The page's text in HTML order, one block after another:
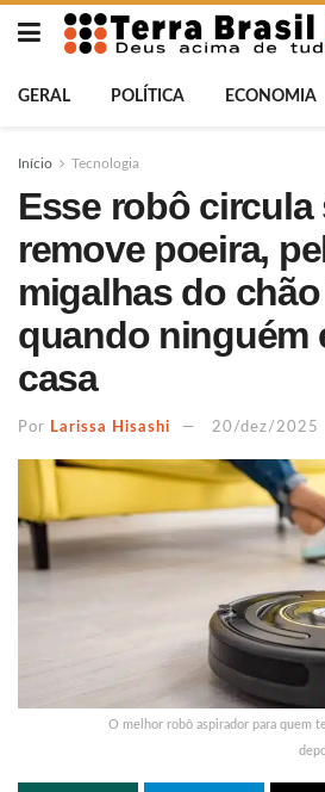
GERAL POLÍTICA ECONOMIA
Início Tecnologia
Esse robô circula
remove poeira,
migalhas do
quando ninguém
casa
Por Larissa Hisashi 20/dez/2025
O melhor robô aspirador para quem